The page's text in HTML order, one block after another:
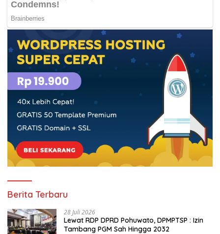
Berita Terbaru
28 Juli 2026
Lewat RDP DPRD Pohuwato, DPMPTSP : Izin
Tambang PGM Sah Hingga 2032